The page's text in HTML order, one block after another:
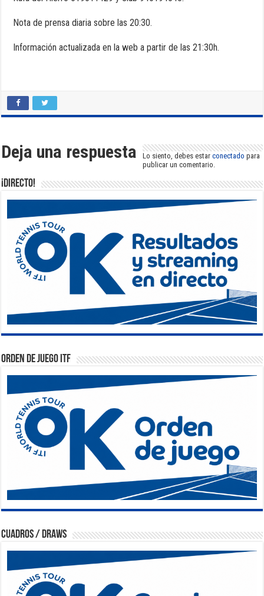
Nota de prensa diaria sobre las 20:30.
Información actualizada en la web a partir de las 21:30h.
Deja una respuesta Lo siento, debes estarconectado para
publicar un comentario.
¡DIRECTO!
Orden de Juego ITF
Cuadros / Draws